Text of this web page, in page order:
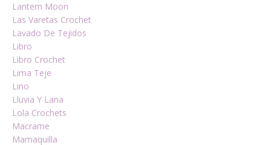
Lantern Moon
Las Varetas Crochet
Lavado De Tejidos
Libro
Libro Crochet
Lima Teje
Lino
Lluvia Y Lana
Lola Crochets
Macrame
Mamaquilla